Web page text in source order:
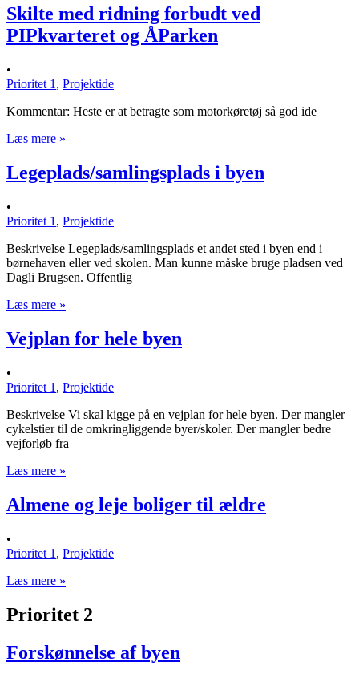
Skilte med ridning forbudt ved
PIPkvarteret og ÅParken
•
Prioritet 1 , Projektide
Kommentar: Heste er at betragte som motorkøretøj så god ide
Læs mere »
Legeplads/samlingsplads i byen
•
Prioritet 1 , Projektide
Beskrivelse Legeplads/samlingsplads et andet sted i byen end i
børnehaven eller ved skolen. Man kunne måske bruge pladsen ved
Dagli Brugsen. Offentlig
Læs mere »
Vejplan for hele byen
•
Prioritet 1 , Projektide
Beskrivelse Vi skal kigge på en vejplan for hele byen. Der mangler
cykelstier til de omkringliggende byer/skoler. Der mangler bedre
vejforløb fra
Læs mere »
Almene og leje boliger til ældre
•
Prioritet 1 , Projektide
Læs mere »
Prioritet 2
Forskønnelse af byen